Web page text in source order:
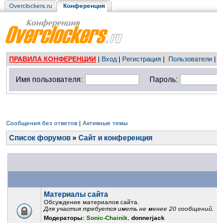
Overclockers.ru Конференция
ПРАВИЛА КОНФЕРЕНЦИИ | Вход | Регистрация | Пользователи |
Имя пользователя: Пароль:
Сообщения без ответов | Активные темы
Список форумов » Сайт и конференция
Материалы сайта
Обсуждение материалов сайта.
Для участия требуется иметь не менее 20 сообщений.
Модераторы: Sonic-Chainik donnerjack